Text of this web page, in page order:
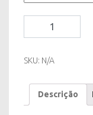
de
lateral
Barril
Trevo
SKU: N/A
Descrição